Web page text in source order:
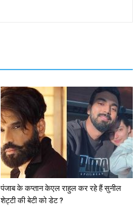
पंजाब के कप्तान केएल राहुल कर रहे हैं सुनील
शेट्टी की बेटी को डेट ?